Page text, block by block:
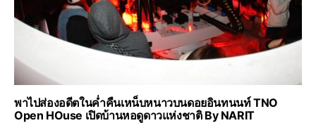
พาไปส่องอดีตในค่ำคืนเหน็บหนาวบนดอยอินทนนท์ TNO
Open HOuse เปิดบ้านหอดูดาวแห่งชาติ By NARIT